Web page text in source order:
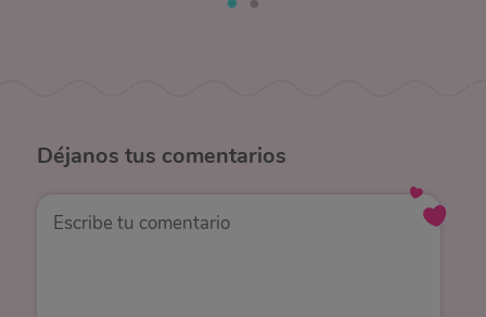
Déjanos tus comentarios